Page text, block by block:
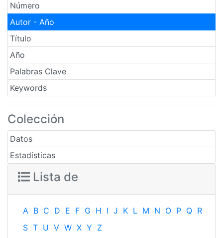
Número
Autor - Año
Título
Año
Palabras Clave
Keywords
Colección
Datos
Estadísticas
Lista de
A B C D E F G H I J K L M N O P Q R
S T U V W X Y Z